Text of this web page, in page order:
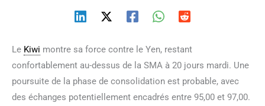
Le Kiwi montre sa force contre le Yen, restant
confortablement au-dessus de la SMA à 20 jours mardi. Une
poursuite de la phase de consolidation est probable, avec
des échanges potentiellement encadrés entre 95,00 et 97,00.